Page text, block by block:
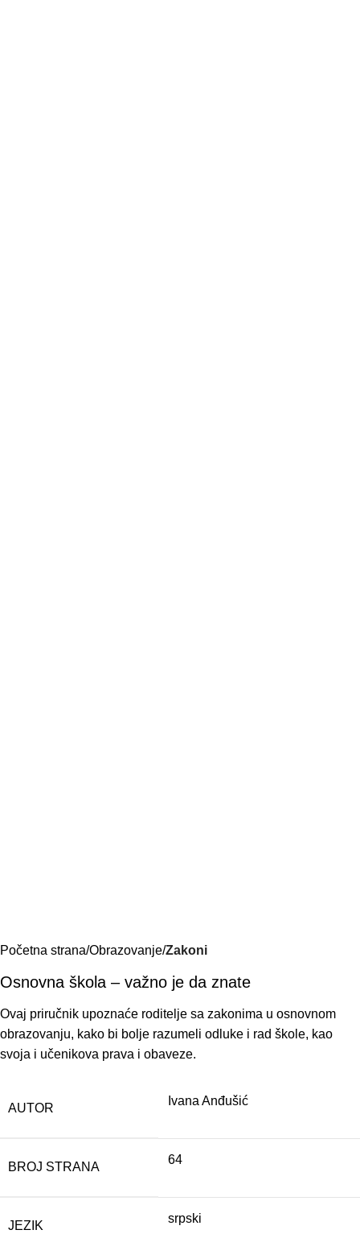
Početna strana Obrazovanje Zakoni
Osnovna škola – važno je da znate
Ovaj priručnik upoznaće roditelje sa zakonima u osnovnom
obrazovanju, kako bi bolje razumeli odluke i rad škole, kao
svoja i učenikova prava i obaveze.
AUTOR
Ivana Anđušić
BROJ STRANA
64
JEZIK
srpski